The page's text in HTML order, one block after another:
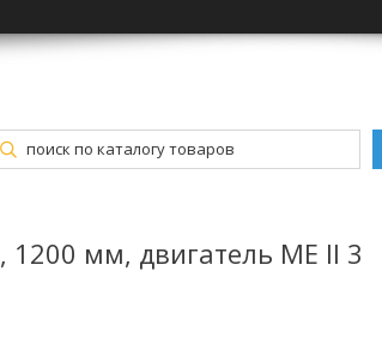
мм, двигатель ME II 3